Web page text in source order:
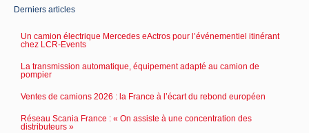
Derniers articles
Un camion électrique Mercedes eActros pour l’événementiel itinérant
chez LCR-Events
La transmission automatique, équipement adapté au camion de
pompier
Ventes de camions 2026 : la France à l’écart du rebond européen
Réseau Scania France : « On assiste à une concentration des
distributeurs »